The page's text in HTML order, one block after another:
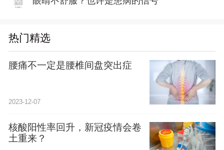
热门精选
腰痛不一定是腰椎间盘突出症
2023-12-07
核酸阳性率回升，新冠疫情会卷
土重来？